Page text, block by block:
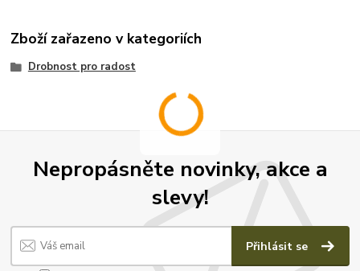
Zboží zařazeno v kategoriích
Drobnost pro radost
Nepropásněte novinky, akce a
slevy!
Přihlásit se